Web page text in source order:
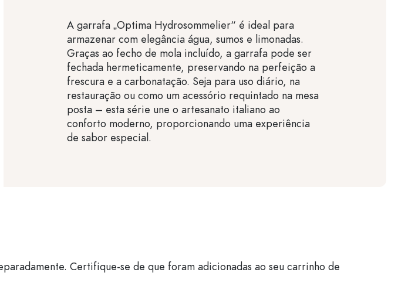
A garrafa „Optima Hydrosommelier“ é ideal para
armazenar com elegância água, sumos e limonadas.
Graças ao fecho de mola incluído, a garrafa pode ser
fechada hermeticamente, preservando na perfeição a
frescura e a carbonatação. Seja para uso diário, na
restauração ou como um acessório requintado na mesa
posta – esta série une o artesanato italiano ao
conforto moderno, proporcionando uma experiência
de sabor especial.
Certifique-se de que foram adicionadas ao seu carrinho de